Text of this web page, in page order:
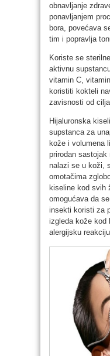
obnavljanje
ponavljanjem
bora, povećava
tim i popravlja
Koriste se
aktivnu
vitamin C,
koristiti kokteli
zavisnosti od
Hijaluronska
supstanca za
kože i volumena
prirodan
nalazi se u koži,
omotačima
kiseline kod svih
omogućava da
insekti koristi za
izgleda kože kod
alergijsku